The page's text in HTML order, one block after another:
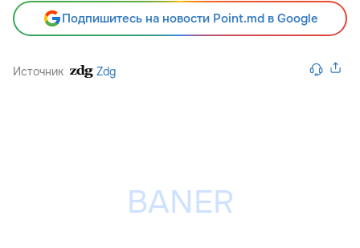
Подпишитесь на новости Point.md в Google
Источник Zdg